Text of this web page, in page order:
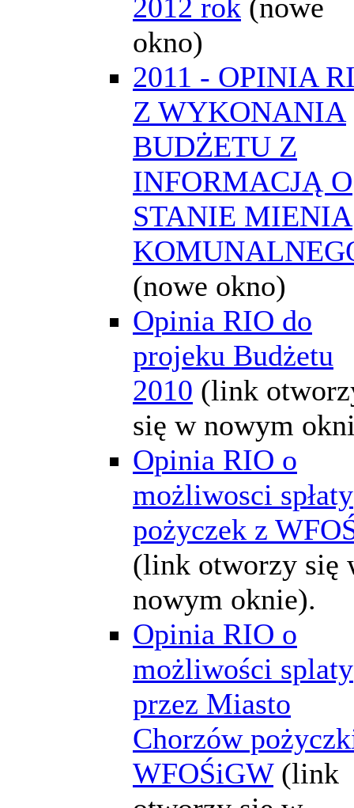
2012 rok (nowe
okno)
2011 - OPINIA
Z WYKONANIA
BUDŻETU Z
INFORMACJĄ O
STANIE MIENIA
(nowe okno)
Opinia RIO do
projeku Budżetu
2010 (link
się w nowym
Opinia RIO o
możliwosci spłaty
pożyczek z
(link otworzy się
nowym oknie).
Opinia RIO o
możliwości splaty
przez Miasto
Chorzów
WFOŚiGW (link